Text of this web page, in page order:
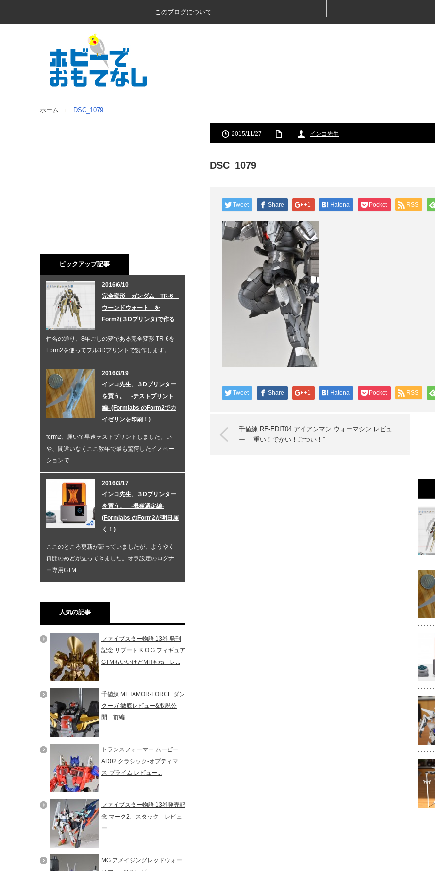
このブログについて
ホーム DSC_1079
2015/11/27 インコ先生
DSC_1079
Tweet Share +1 Hatena Pocket RSS
Tweet Share +1 Hatena Pocket RSS
千値練 RE-EDIT04 アイアンマン ウォーマシン レビュ
ー ”重い！でかい！ごつい！”
ピックアップ記事
2016/6/10
完全変形 ガンダム TR-6
ウーンドウォート を
Form2(３Dプリンタ)で作る
件名の通り、8年ごしの夢である完全変形 TR-6を
Form2を使ってフル3Dプリントで製作します。…
2016/3/19
インコ先生、３Dプリンター
を買う。 -テストプリント
編- (Formlabs のForm2でカ
イゼリンを印刷！)
form2、届いて早速テストプリントしました。い
や、間違いなくここ数年で最も驚愕したイノベー
ションで…
2016/3/17
インコ先生、３Dプリンター
を買う。 -機種選定編-
(Formlabs のForm2が明日届
く！)
ここのところ更新が滞っていましたが、ようやく
再開のめどが立ってきました。オラ設定のログナ
ー専用GTM…
人気の記事
ファイブスター物語 13巻 発刊
記念 リブート K.O.G フィギュア
GTMもいいけどMHもね！レ...
千値練 METAMOR-FORCE ダン
クーガ 徹底レビュー&取説公
開 前編...
トランスフォーマー ムービー
AD02 クラシック-オプティマ
ス-プライム レビュー...
ファイブスター物語 13巻発売記
念 マーク2、スタック レビュ
ー...
MG アメイジングレッドウォー